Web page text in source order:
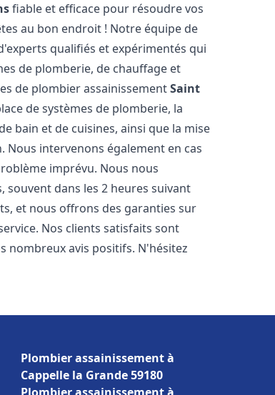
fiable et efficace pour résoudre vos
au bon endroit ! Notre équipe de
qualifiés et expérimentés qui
de plomberie, de chauffage et
de plombier assainissementSaint
de systèmes de plomberie, la
bain et de cuisines, ainsi que la mise
Nous intervenons également en cas
imprévu. Nous nous
dans les 2 heures suivant
et nous offrons des garanties sur
Nos clients satisfaits sont
nombreux avis positifs. N'hésitez
Plombier assainissement à
Cappelle la Grande 59180